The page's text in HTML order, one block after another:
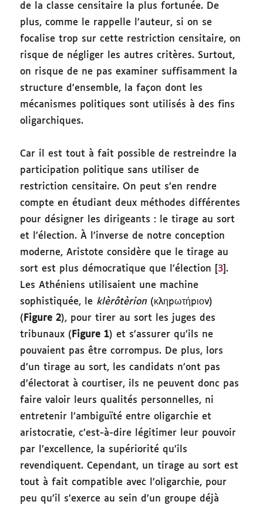
de la classe censitaire la plus fortunée. De
plus, comme le rappelle l’auteur, si on se
focalise trop sur cette restriction censitaire, on
risque de négliger les autres critères. Surtout,
on risque de ne pas examiner suffisamment la
structure d’ensemble, la façon dont les
mécanismes politiques sont utilisés à des fins
oligarchiques.
Car il est tout à fait possible de restreindre la
participation politique sans utiliser de
restriction censitaire. On peut s’en rendre
compte en étudiant deux méthodes différentes
pour désigner les dirigeants : le tirage au sort
et l’élection. À l’inverse de notre conception
moderne, Aristote considère que le tirage au
sort est plus démocratique que l’élection [ 3 ].
Les Athéniens utilisaient une machine
sophistiquée, le klèrôtèrion (κληρωτήριον)
( Figure 2), pour tirer au sort les juges des
tribunaux ( Figure 1) et s’assurer qu’ils ne
pouvaient pas être corrompus. De plus, lors
d’un tirage au sort, les candidats n’ont pas
d’électorat à courtiser, ils ne peuvent donc pas
faire valoir leurs qualités personnelles, ni
entretenir l’ambiguïté entre oligarchie et
aristocratie, c’est-à-dire légitimer leur pouvoir
par l’excellence, la supériorité qu’ils
revendiquent. Cependant, un tirage au sort est
tout à fait compatible avec l’oligarchie, pour
peu qu’il s’exerce au sein d’un groupe déjà